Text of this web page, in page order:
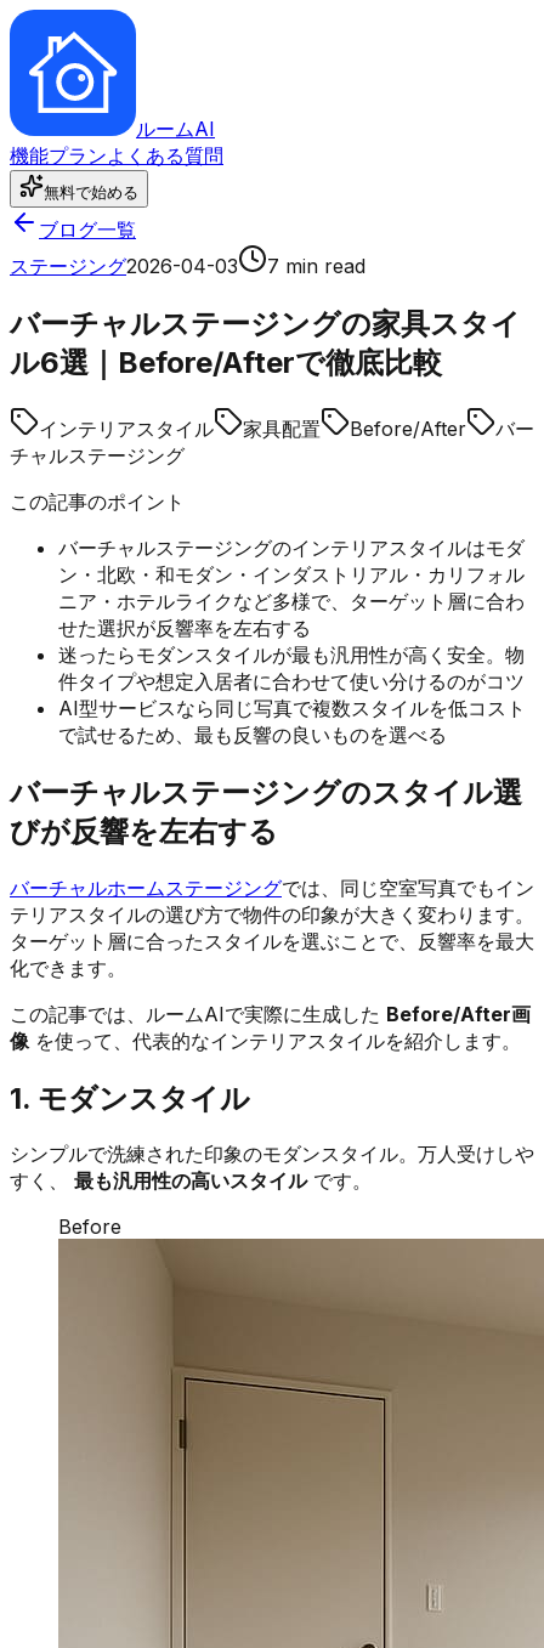
ルームAI
機能プランよくある質問
無料で始める
ブログ一覧
ステージング2026-04-03 7 min read
バーチャルステージングの家具スタイ
ル6選｜Before/Afterで徹底比較
インテリアスタイル 家具配置 Before/After
バー
チャルステージング
この記事のポイント
バーチャルステージングのインテリアスタイルはモダ
ン・北欧・和モダン・インダストリアル・カリフォル
ニア・ホテルライクなど多様で、ターゲット層に合わ
せた選択が反響率を左右する
迷ったらモダンスタイルが最も汎用性が高く安全。物
件タイプや想定入居者に合わせて使い分けるのがコツ
AI型サービスなら同じ写真で複数スタイルを低コスト
で試せるため、最も反響の良いものを選べる
バーチャルステージングのスタイル選
びが反響を左右する
バーチャルホームステージングでは、同じ空室写真でもイン
テリアスタイルの選び方で物件の印象が大きく変わります。
ターゲット層に合ったスタイルを選ぶことで、反響率を最大
化できます。
この記事では、ルームAIで実際に生成した Before/After画
像 を使って、代表的なインテリアスタイルを紹介します。
1. モダンスタイル
シンプルで洗練された印象のモダンスタイル。万人受けしや
すく、 最も汎用性の高いスタイルです。
Before